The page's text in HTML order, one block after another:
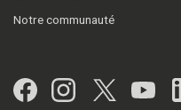
Notre communauté
Facebook